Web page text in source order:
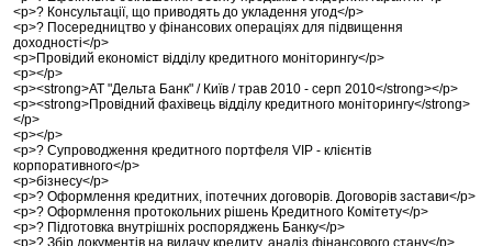
<p>? Консультації, що приводять до укладення угод</p>
<p>? Посередництво у фінансових операціях для підвищення
доходності</p>
<p>Провідий економіст відділу кредитного моніторингу</p>
<p></p>
<p><strong>АТ "Дельта Банк" / Київ / трав 2010 - серп 2010</strong></p>
<p><strong>Провідний фахівець відділу кредитного моніторингу</strong>
</p>
<p></p>
<p>? Супроводження кредитного портфеля VIP - клієнтів
корпоративного</p>
<p>бізнесу</p>
<p>? Оформлення кредитних, іпотечних договорів. Договорів застави</p>
<p>? Оформлення протокольних рішень Кредитного Комітету</p>
<p>? Підготовка внутрішніх роспоряджень Банку</p>